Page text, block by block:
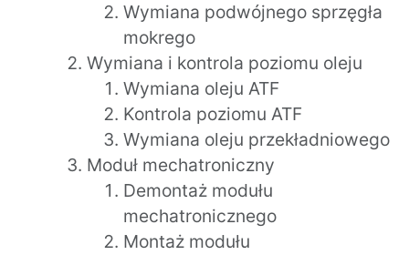
Wymiana podwójnego sprzęgła
mokrego
Wymiana i kontrola poziomu oleju
Wymiana oleju ATF
Kontrola poziomu ATF
Wymiana oleju przekładniowego
Moduł mechatroniczny
Demontaż modułu
mechatronicznego
Montaż modułu